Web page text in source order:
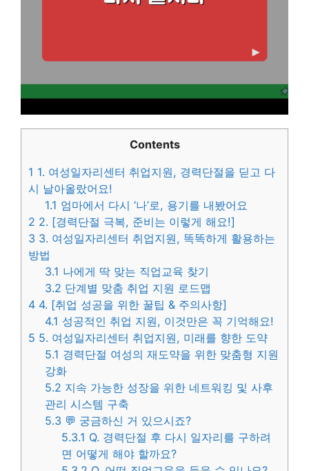
Contents
1 1. 여성일자리센터 취업지원, 경력단절을 딛고 다
시 날아올랐어요!
1.1 엄마에서 다시 ‘나’로, 용기를 내봤어요
2 2. [경력단절 극복, 준비는 이렇게 해요!]
3 3. 여성일자리센터 취업지원, 똑똑하게 활용하는
방법
3.1 나에게 딱 맞는 직업교육 찾기
3.2 단계별 맞춤 취업 지원 로드맵
4 4. [취업 성공을 위한 꿀팁 & 주의사항]
4.1 성공적인 취업 지원, 이것만은 꼭 기억해요!
5 5. 여성일자리센터 취업지원, 미래를 향한 도약
5.1 경력단절 여성의 재도약을 위한 맞춤형 지원
강화
5.2 지속 가능한 성장을 위한 네트워킹 및 사후
관리 시스템 구축
5.3 💬 궁금하신 거 있으시죠?
5.3.1 Q. 경력단절 후 다시 일자리를 구하려
면 어떻게 해야 할까요?